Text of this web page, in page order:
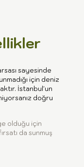
sayesinde
için deniz
İstanbul'un
doğru
olduğu için
da sunmuş